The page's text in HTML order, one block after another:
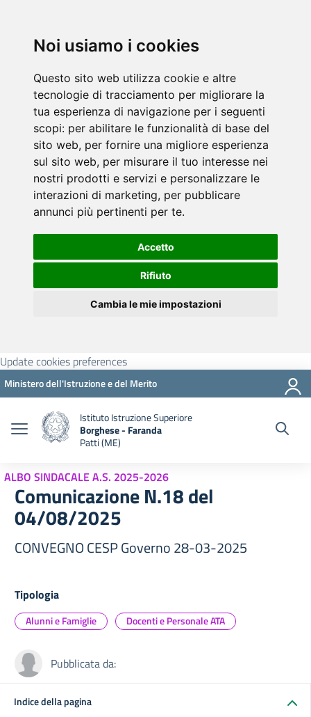
Noi usiamo i cookies
Questo sito web utilizza cookie e altre
tecnologie di tracciamento per migliorare la
tua esperienza di navigazione per i seguenti
scopi: per abilitare le funzionalità di base del
sito web, per fornire una migliore esperienza
sul sito web, per misurare il tuo interesse nei
nostri prodotti e servizi e personalizzare le
interazioni di marketing, per pubblicare
annunci più pertinenti per te.
Accetto
Rifiuto
Cambia le mie impostazioni
Update cookies preferences
Ministero dell'Istruzione e del Merito
Istituto Istruzione Superiore
Borghese - Faranda
Patti (ME)
ALBO SINDACALE A.S. 2025-2026
Comunicazione N.18 del
04/08/2025
CONVEGNO CESP Governo 28-03-2025
Tipologia
Alunni e Famiglie Docenti e Personale ATA
Pubblicata da:
Indice della pagina